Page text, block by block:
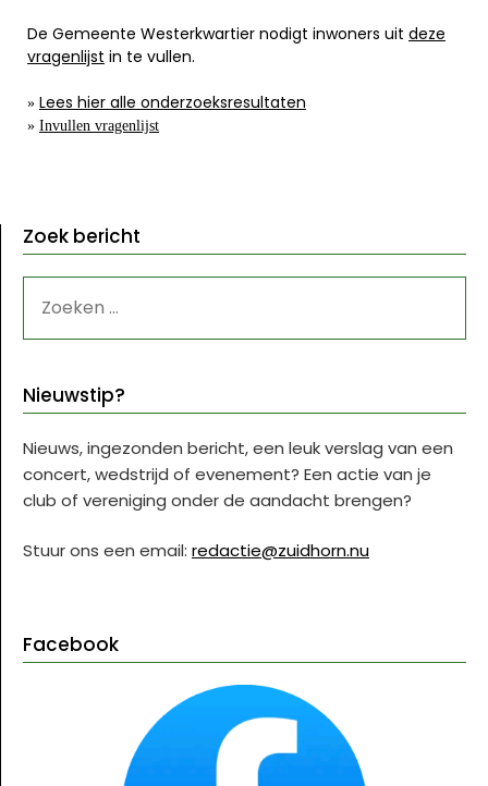
De Gemeente Westerkwartier nodigt inwoners uit deze
vragenlijst in te vullen.
» Lees hier alle onderzoeksresultaten
» Invullen vragenlijst
Zoek bericht
NAAR:
Nieuwstip?
Nieuws, ingezonden bericht, een leuk verslag van een
concert, wedstrijd of evenement? Een actie van je
club of vereniging onder de aandacht brengen?
Stuur ons een email: redactie@zuidhorn.nu
Facebook